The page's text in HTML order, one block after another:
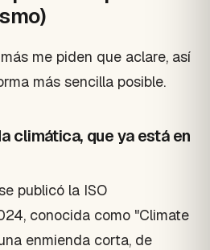
me piden que aclare, así
más sencilla posible.
climática, que ya está en
publicó la ISO
conocida como "Climate
enmienda corta, de